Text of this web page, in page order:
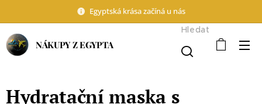
Egyptská krása začíná u nás
NÁKUPY Z EGYPTA
Hledat
Hydratační maska s